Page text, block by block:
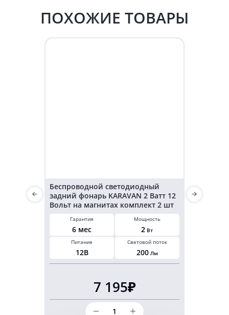
ПОХОЖИЕ ТОВАРЫ
Беспроводной светодиодный
задний фонарь KARAVAN 2 Ватт 12
Вольт на магнитах комплект 2 шт
Гарантия
6 мес
Мощность
2 Вт
Питание
12В
Световой поток
200 Лм
7 195₽
Количество